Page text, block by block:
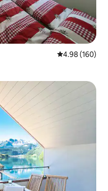
Calificación
4.98 (160)